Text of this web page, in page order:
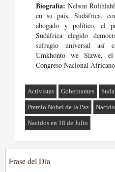
Biografia: Nelson
en su país, Sudáfrica,
abogado y político, el
Sudáfrica elegido
sufragio universal
Umkhonto we Sizwe,
Congreso Nacional
Activistas Gobernantes
Premio Nobel de la Paz
Nacidos en 18 de Julio
Frase del Día